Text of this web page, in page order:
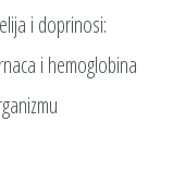
i doprinosi:
i hemoglobina